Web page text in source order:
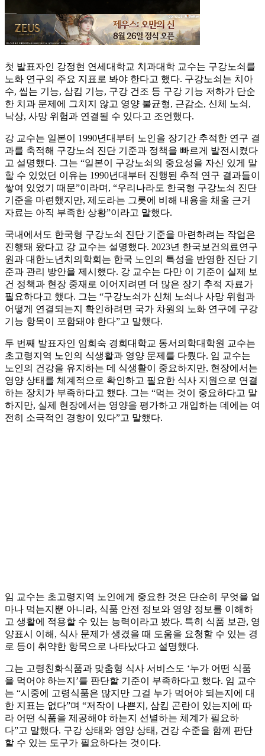
첫 발표자인 강정현 연세대학교 치과대학 교수는 구강노쇠를
노화 연구의 주요 지표로 봐야 한다고 했다. 구강노쇠는 치아
수, 씹는 기능, 삼킴 기능, 구강 건조 등 구강 기능 저하가 단순
한 치과 문제에 그치지 않고 영양 불균형, 근감소, 신체 노쇠,
낙상, 사망 위험과 연결될 수 있다고 조언했다.
강 교수는 일본이 1990년대부터 노인을 장기간 추적한 연구 결
과를 축적해 구강노쇠 진단 기준과 정책을 빠르게 발전시켰다
고 설명했다. 그는 “일본이 구강노쇠의 중요성을 자신 있게 말
할 수 있었던 이유는 1990년대부터 진행된 추적 연구 결과들이
쌓여 있었기 때문”이라며, “우리나라도 한국형 구강노쇠 진단
기준을 마련했지만, 제도라는 그릇에 비해 내용을 채울 근거
자료는 아직 부족한 상황”이라고 말했다.
국내에서도 한국형 구강노쇠 진단 기준을 마련하려는 작업은
진행돼 왔다고 강 교수는 설명했다. 2023년 한국보건의료연구
원과 대한노년치의학회는 한국 노인의 특성을 반영한 진단 기
준과 관리 방안을 제시했다. 강 교수는 다만 이 기준이 실제 보
건 정책과 현장 중재로 이어지려면 더 많은 장기 추적 자료가
필요하다고 했다. 그는 “구강노쇠가 신체 노쇠나 사망 위험과
어떻게 연결되는지 확인하려면 국가 차원의 노화 연구에 구강
기능 항목이 포함돼야 한다”고 말했다.
두 번째 발표자인 임희숙 경희대학교 동서의학대학원 교수는
초고령지역 노인의 식생활과 영양 문제를 다뤘다. 임 교수는
노인의 건강을 유지하는 데 식생활이 중요하지만, 현장에서는
영양 상태를 체계적으로 확인하고 필요한 식사 지원으로 연결
하는 장치가 부족하다고 했다. 그는 “먹는 것이 중요하다고 말
하지만, 실제 현장에서는 영양을 평가하고 개입하는 데에는 여
전히 소극적인 경향이 있다”고 말했다.
임 교수는 초고령지역 노인에게 중요한 것은 단순히 무엇을 얼
마나 먹는지뿐 아니라, 식품 안전 정보와 영양 정보를 이해하
고 생활에 적용할 수 있는 능력이라고 봤다. 특히 식품 보관, 영
양표시 이해, 식사 문제가 생겼을 때 도움을 요청할 수 있는 경
로 등이 취약한 항목으로 나타났다고 설명했다.
그는 고령친화식품과 맞춤형 식사 서비스도 ‘누가 어떤 식품
을 먹어야 하는지’를 판단할 기준이 부족하다고 했다. 임 교수
는 “시중에 고령식품은 많지만 그걸 누가 먹어야 되는지에 대
한 지표는 없다”며 “저작이 나쁜지, 삼킴 곤란이 있는지에 따
라 어떤 식품을 제공해야 하는지 선별하는 체계가 필요하
다”고 말했다. 구강 상태와 영양 상태, 건강 수준을 함께 판단
할 수 있는 도구가 필요하다는 것이다.